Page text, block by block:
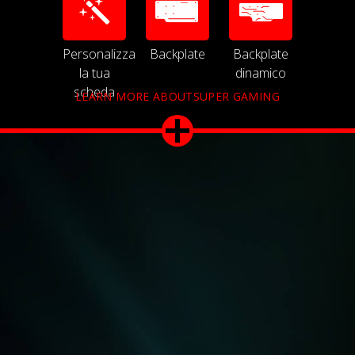
Personalizza
la tua
scheda
Backplate
Backplate
dinamico
LEARN MORE ABOUTSUPER GAMING